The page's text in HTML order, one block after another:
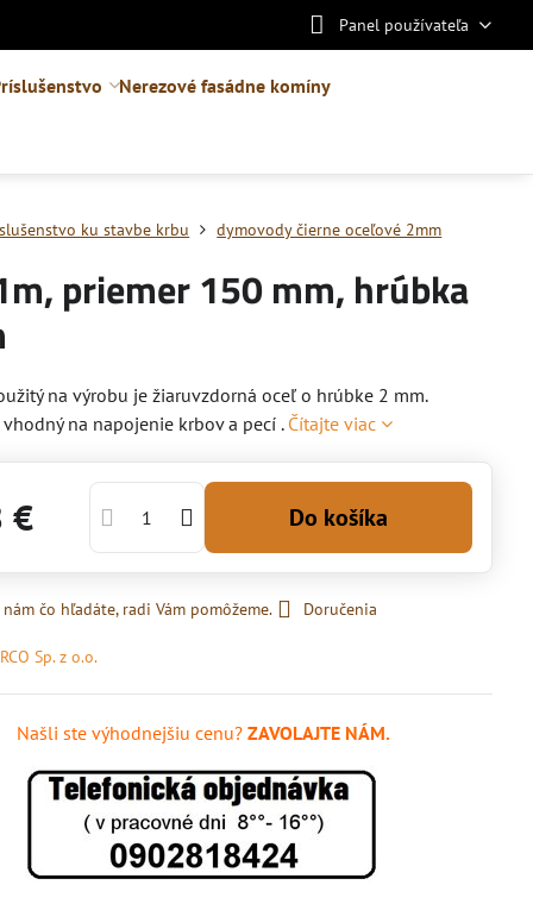
Panel používateľa
Nerezové fasádne komíny
ku stavbe krbu dymovody čierne oceľové 2mm
priemer 150 mm, hrúbka
na výrobu je žiaruvzdorná oceľ o hrúbke 2 mm.
na napojenie krbov a pecí .Čítajte viac
€ Do košíka
čo hľadáte, radi Vám pomôžeme. Doručenia
Sp. z o.o.
Našli ste výhodnejšiu cenu?ZAVOLAJTE NÁM.